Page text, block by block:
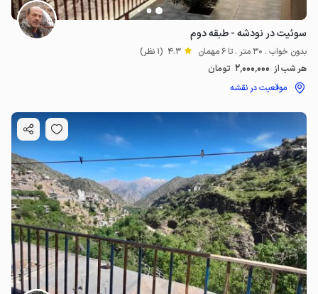
سوئیت در نودشه - طبقه دوم
بدون خواب . 30 متر . تا 6 مهمان 4.3 (1 نظر)
هر شب از 2٬000٬000 تومان
موقعیت در نقشه